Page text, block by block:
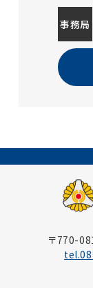
事務局
〒770-